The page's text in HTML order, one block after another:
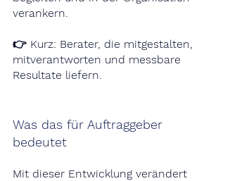
verankern.
👉 Kurz: Berater, die mitgestalten,
mitverantworten und messbare
Resultate liefern.
Was das für Auftraggeber
bedeutet
Mit dieser Entwicklung verändert